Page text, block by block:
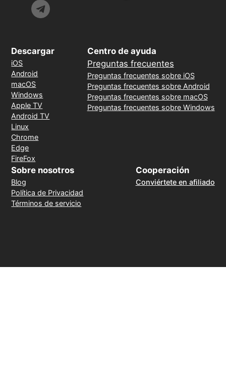
Descargar
iOS
Android
macOS
Windows
Apple TV
Android TV
Linux
Chrome
Edge
FireFox
Centro de ayuda
Preguntas frecuentes
Preguntas frecuentes sobre iOS
Preguntas frecuentes sobre Android
Preguntas frecuentes sobre macOS
Preguntas frecuentes sobre Windows
Sobre nosotros
Blog
Política de Privacidad
Términos de servicio
Cooperación
Conviértete en afiliado